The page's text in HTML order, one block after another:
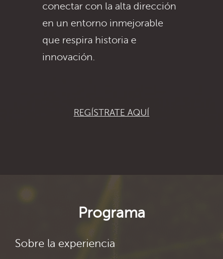
conectar con la alta dirección
en un entorno inmejorable
que respira historia e
innovación.
REGÍSTRATE AQUÍ
Programa
Sobre la experiencia